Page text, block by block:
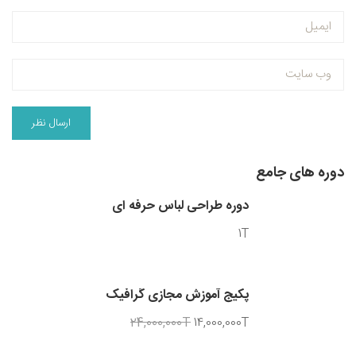
دوره های جامع
دوره طراحی لباس حرفه ای
1T
پکیج آموزش مجازی گرافیک
24,000,000T14,000,000T